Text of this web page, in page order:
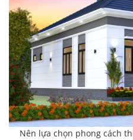
Nên lựa chọn phong cách